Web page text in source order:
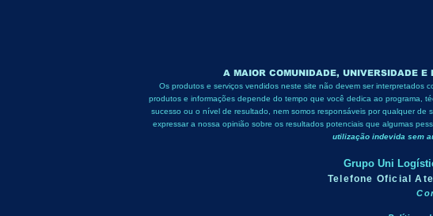
A MAIOR COMUNIDADE, UNIVERSIDADE E
Os produtos e serviços vendidos neste site não devem ser interpretados
produtos e informações depende do tempo que você dedica ao programa,
sucesso ou o nível de resultado, nem somos responsáveis por qualquer
expressar a nossa opinião sobre os resultados potenciais que algumas
utilização indevida sem
Grupo Uni
Telefone Oficial